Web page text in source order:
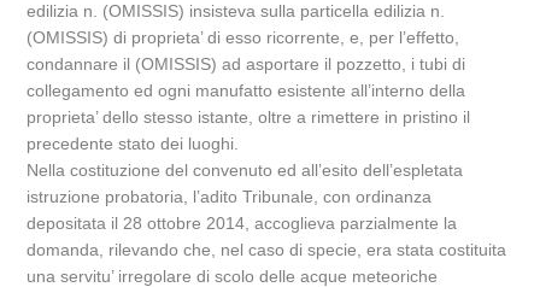
edilizia n. (OMISSIS) insisteva sulla particella edilizia n.
(OMISSIS) di proprieta’ di esso ricorrente, e, per l’effetto,
condannare il (OMISSIS) ad asportare il pozzetto, i tubi di
collegamento ed ogni manufatto esistente all’interno della
proprieta’ dello stesso istante, oltre a rimettere in pristino il
precedente stato dei luoghi.
Nella costituzione del convenuto ed all’esito dell’espletata
istruzione probatoria, l’adito Tribunale, con ordinanza
depositata il 28 ottobre 2014, accoglieva parzialmente la
domanda, rilevando che, nel caso di specie, era stata costituita
una servitu’ irregolare di scolo delle acque meteoriche